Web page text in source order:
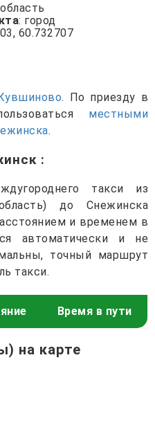
: город
60.732707
. По приезду в
местными
.
:
такси из
до Снежинска
и временем в
автоматически и не
точный маршрут
такси.
Время в пути
на карте